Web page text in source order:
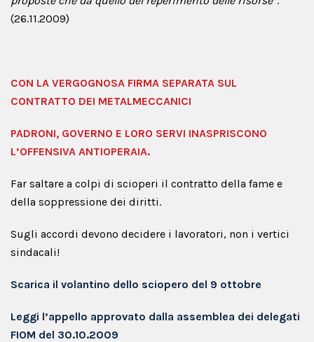
(26.11.2009)
CON LA VERGOGNOSA FIRMA SEPARATA SUL
CONTRATTO DEI METALMECCANICI
PADRONI, GOVERNO E LORO SERVI INASPRISCONO
L’OFFENSIVA ANTIOPERAIA.
Far saltare a colpi di scioperi il contratto della fame e
della soppressione dei diritti.
Sugli accordi devono decidere i lavoratori, non i vertici
sindacali!
Scarica il volantino dello sciopero del 9 ottobre
Leggi l’appello approvato dalla assemblea dei delegati
FIOM del 30.10.2009